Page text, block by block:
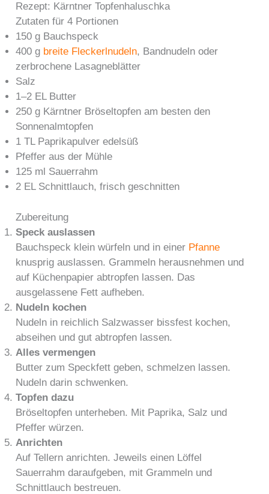
Rezept: Kärntner Topfenhaluschka
Zutaten für 4 Portionen
150 g Bauchspeck
400 g breite Fleckerlnudeln, Bandnudeln oder
zerbrochene Lasagneblätter
Salz
1–2 EL Butter
250 g Kärntner Bröseltopfen am besten den
Sonnenalmtopfen
1 TL Paprikapulver edelsüß
Pfeffer aus der Mühle
125 ml Sauerrahm
2 EL Schnittlauch, frisch geschnitten
Zubereitung
Speck auslassen
Bauchspeck klein würfeln und in einer Pfanne
knusprig auslassen. Grammeln herausnehmen und
auf Küchenpapier abtropfen lassen. Das
ausgelassene Fett aufheben.
Nudeln kochen
Nudeln in reichlich Salzwasser bissfest kochen,
abseihen und gut abtropfen lassen.
Alles vermengen
Butter zum Speckfett geben, schmelzen lassen.
Nudeln darin schwenken.
Topfen dazu
Bröseltopfen unterheben. Mit Paprika, Salz und
Pfeffer würzen.
Anrichten
Auf Tellern anrichten. Jeweils einen Löffel
Sauerrahm daraufgeben, mit Grammeln und
Schnittlauch bestreuen.